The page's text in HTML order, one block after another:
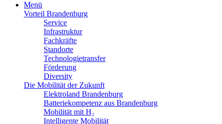
Menü
Vorteil Brandenburg
Service
Infrastruktur
Fachkräfte
Standorte
Technologietransfer
Förderung
Diversity
Die Mobilität der Zukunft
Elektroland Brandenburg
Batteriekompetenz aus Brandenburg
Mobilität mit H₂
Intelligente Mobilität